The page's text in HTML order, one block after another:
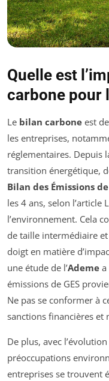
Quelle est
carbone pour
Le bilan carbone est
les entreprises,
réglementaires. Depuis
transition énergétique,
Bilan des Émissions
les 4 ans, selon l’article
l’environnement. Cela
de taille intermédiaire
doigt en matière
une étude de l’Ademe a
émissions de GES
Ne pas se conformer à
sanctions financières et
De plus, avec
préoccupations
entreprises se trouvent